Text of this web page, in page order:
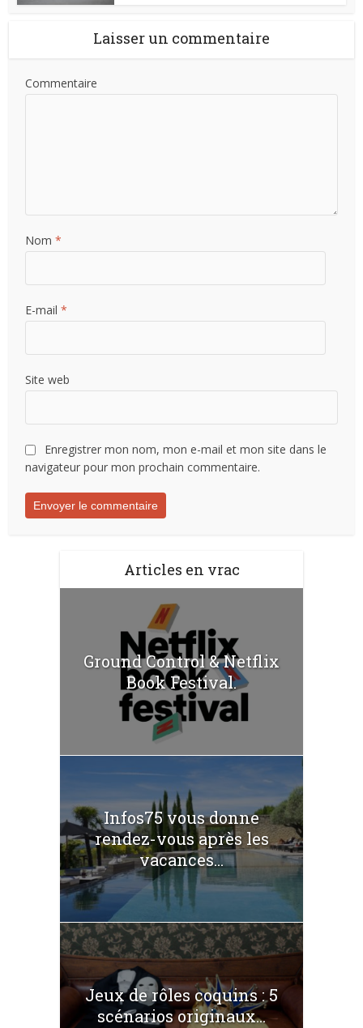
Laisser un commentaire
Commentaire
Nom*
E-mail*
Site web
Enregistrer mon nom, mon e-mail et mon site dans le
navigateur pour mon prochain commentaire.
Articles en vrac
Ground Control & Netflix
Book Festival.
Infos75 vous donne
rendez-vous après les
vacances...
Jeux de rôles coquins : 5
scénarios originaux...